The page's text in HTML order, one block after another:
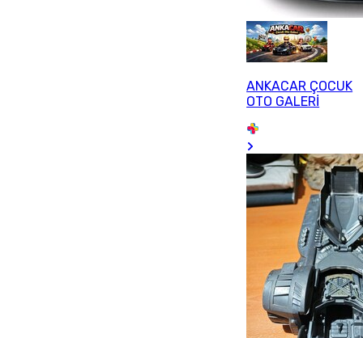
ANKACAR ÇOCUK
OTO GALERİ